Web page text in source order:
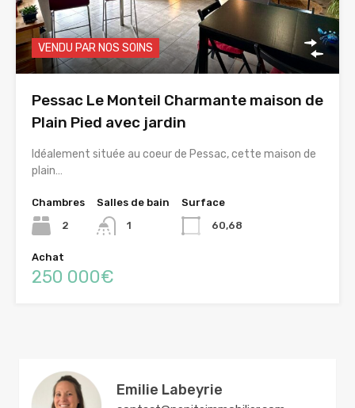
VENDU PAR NOS SOINS
Pessac Le Monteil Charmante maison de
Plain Pied avec jardin
Idéalement située au coeur de Pessac, cette maison de
plain…
Chambres
2
Salles de bain
1
Surface
60,68
Achat
250 000€
Emilie Labeyrie